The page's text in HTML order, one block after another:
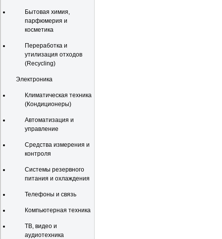
Бытовая химия,
парфюмерия и
косметика
Переработка и
утилизация отходов
(Recycling)
Электроника
Климатическая техника
(Кондиционеры)
Автоматизация и
управление
Средства измерения и
контроля
Системы резервного
питания и охлаждения
Телефоны и связь
Компьютерная техника
ТВ, видео и
аудиотехника